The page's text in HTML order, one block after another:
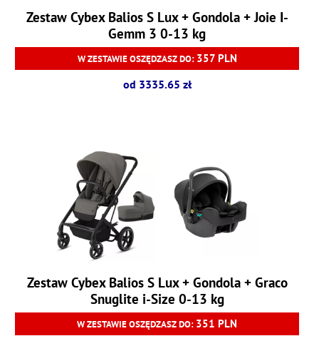
Zestaw Cybex Balios S Lux + Gondola + Joie I-
Gemm 3 0-13 kg
W ZESTAWIE OSZĘDZASZ DO: 357 PLN
od 3335.65 zł
Zestaw Cybex Balios S Lux + Gondola + Graco
Snuglite i-Size 0-13 kg
W ZESTAWIE OSZĘDZASZ DO: 351 PLN